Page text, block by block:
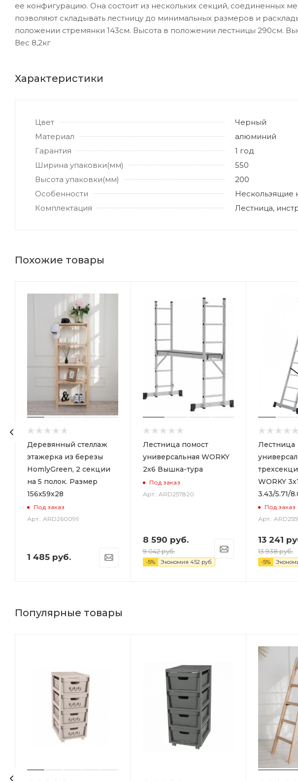
ее конфигурацию. Она состоит из нескольких секций, соединенных
позволяют складывать лестницу до минимальных размеров и
положении стремянки 143см. Высота в положении лестницы 290см.
Вес 8,2кг
Характеристики
Цвет
Черный
Материал
алюминий
Гарантия
1 год
Ширина упаковки(мм)
550
Высота упаковки(мм)
200
Особенности
Нескользящие
Комплектация
Лестница,
Похожие товары
Деревянный стеллаж
этажерка из березы
HomlyGreen, 2 секции
на 5 полок. Размер
156х59х28
Под заказ
Арт.: ARD260099
1 485руб.
Лестница помост
универсальная WORKY
2х6 Вышка-тура
Под заказ
Арт.: ARD257820
8 590 руб.
9 042руб.
-5% Экономия 452руб.
Лестница
WORKY
3.43/5.71/
Под заказ
Арт.:
13 241
13 938руб.
-5%
Популярные товары